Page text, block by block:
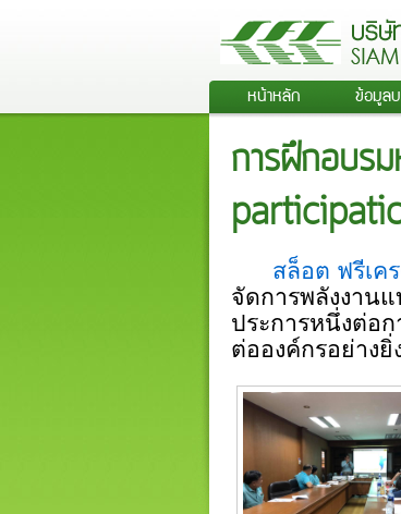
หน้าหลัก ข้อมูล
การฝึกอบร
สล็อต ฟรีเค
จัดการพลังงาน
ประการหนึ่งต่อ
ต่อองค์กรอย่างยิ่